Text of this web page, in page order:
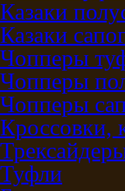
Казаки
Казаки
Чопперы
Чопперы
Чопперы
Кроссовки,
Туфли